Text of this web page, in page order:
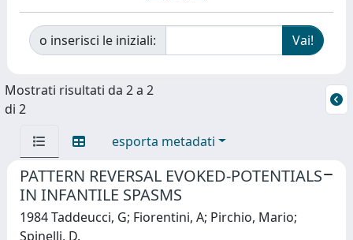
o inserisci le iniziali:
Mostrati risultati da 2 a 2
di 2
esporta metadati
PATTERN REVERSAL EVOKED-POTENTIALS
IN INFANTILE SPASMS
1984 Taddeucci, G; Fiorentini, A; Pirchio, Mario;
Spinelli, D.